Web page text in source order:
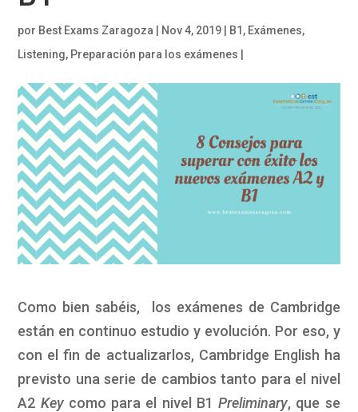
por Best Exams Zaragoza Nov 4, 2019 B1 , Exámenes,
Listening, Preparación para los exámenes
Como bien sabéis, los exámenes de Cambridge
están en continuo estudio y evolución. Por eso, y
con el fin de actualizarlos, Cambridge English ha
previsto una serie de cambios tanto para el nivel
A2 Keycomo para el nivel B1Preliminary, que se